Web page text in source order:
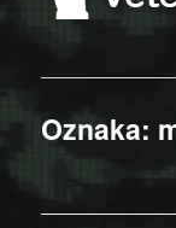
Oznaka: